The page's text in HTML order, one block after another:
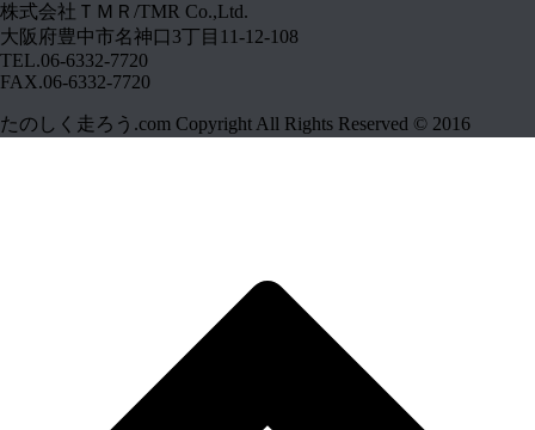
株式会社ＴＭＲ/TMR Co.,Ltd.
大阪府豊中市名神口3丁目11-12-108
TEL.06-6332-7720
FAX.06-6332-7720
たのしく走ろう.com Copyright All Rights Reserved © 2016